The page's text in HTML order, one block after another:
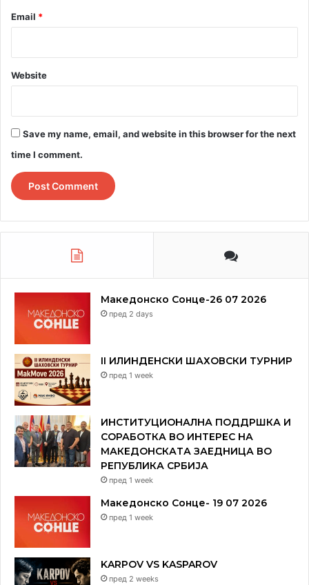
Email *
Website
Save my name, email, and website in this browser for the next
time I comment.
Македонско Сонце-26 07 2026
пред 2 days
II ИЛИНДЕНСКИ ШАХОВСКИ ТУРНИР
пред 1 week
ИНСТИТУЦИОНАЛНА ПОДДРШКА И
СОРАБОТКА ВО ИНТЕРЕС НА
МАКЕДОНСКАТА ЗАЕДНИЦА ВО
РЕПУБЛИКА СРБИЈА
пред 1 week
Македонско Сонце- 19 07 2026
пред 1 week
KARPOV VS KASPAROV
пред 2 weeks